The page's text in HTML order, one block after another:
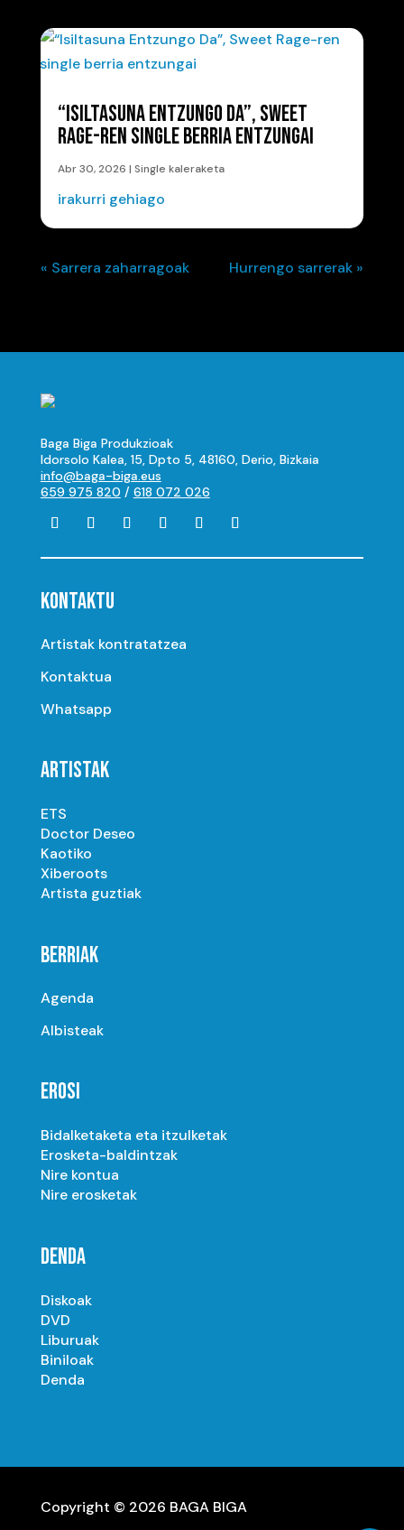
“ISILTASUNA ENTZUNGO DA”, SWEET
RAGE-REN SINGLE BERRIA ENTZUNGAI
Abr 30, 2026 | Single kaleraketa
irakurri gehiago
« Sarrera zaharragoak Hurrengo sarrerak »
Baga Biga Produkzioak
Idorsolo Kalea, 15, Dpto 5, 48160, Derio, Bizkaia
info@baga-biga.eus
659 975 820 / 618 072 026
KONTAKTU
Artistak kontratatzea
Kontaktua
Whatsapp
ARTISTAK
ETS
Doctor Deseo
Kaotiko
Xiberoots
Artista guztiak
BERRIAK
Agenda
Albisteak
EROSI
Bidalketaketa eta itzulketak
Erosketa-baldintzak
Nire kontua
Nire erosketak
DENDA
Diskoak
DVD
Liburuak
Biniloak
Denda
Copyright © 2026 BAGA BIGA